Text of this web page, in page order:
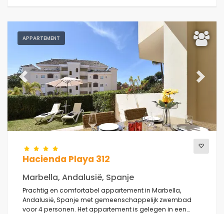
APPARTEMENT
Previous Next
Hacienda Playa 312
Marbella, Andalusië, Spanje
Prachtig en comfortabel appartement in Marbella,
Andalusië, Spanje met gemeenschappelijk zwembad
voor 4 personen. Het appartement is gelegen in een